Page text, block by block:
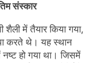
संस्कार
में तैयार किया गया,
करते थे। यह स्थान
हो गया था। जिसमें